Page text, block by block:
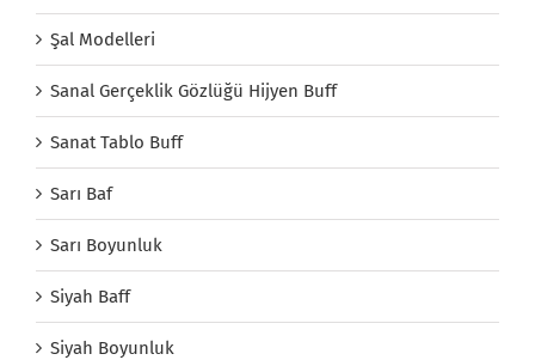
Şal Modelleri
Sanal Gerçeklik Gözlüğü Hijyen Buff
Sanat Tablo Buff
Sarı Baf
Sarı Boyunluk
Siyah Baff
Siyah Boyunluk